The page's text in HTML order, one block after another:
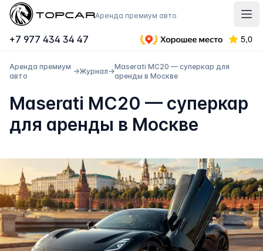
Topcar
Аренда премиум авто
+7 977 434 34 47
Аренда премиум
авто
→Журнал →
Maserati MC20 — суперкар для
аренды в Москве
Maserati MC20 — суперкар
для аренды в Москве